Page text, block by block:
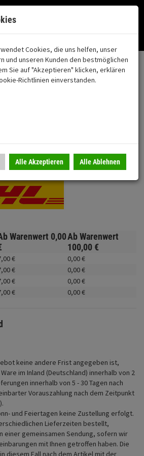
Alle Kategorien
FAHRZEUGTEILE
Montageständer
Beleuchtung
Fahrwerk
Zubehör
Merchandise
Merkzettel
Ihr Warenkorb ist momentan leer.
() Fertig
erklären Sie sich damit einverstanden!
Okay Datenschutz
Warenwert 0,00Ab Warenwert
100,00 €
00€ 0,00€
00€ 0,00€
00€ 0,00€
00€ 0,00€
keine andere Frist angegeben ist,
im Inland (Deutschland) innerhalb von 2
innerhalb von 5 - 30 Tagen nach
Vorauszahlung nach dem Zeitpunkt
und Feiertagen keine Zustellung erfolgt.
Lieferzeiten bestellt,
einer gemeinsamen Sendung, sofern wir
mit Ihnen getroffen haben. Die
diesem Fall nach dem Artikel mit der
Cookies, die uns helfen, unser
und unseren Kunden den bestmöglichen
Sie auf "Akzeptieren" klicken, erklären
Richtlinien einverstanden.
Alle Akzeptieren Alle Ablehnen